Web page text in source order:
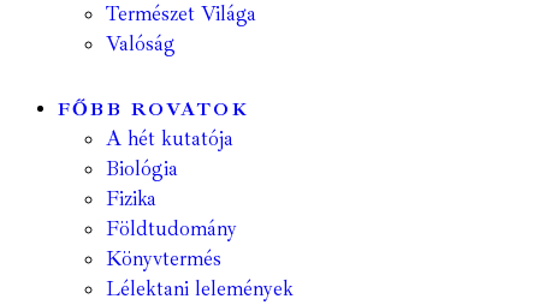
Természet Világa
Valóság
FŐBB ROVATOK
A hét kutatója
Biológia
Fizika
Földtudomány
Könyvtermés
Lélektani lelemények